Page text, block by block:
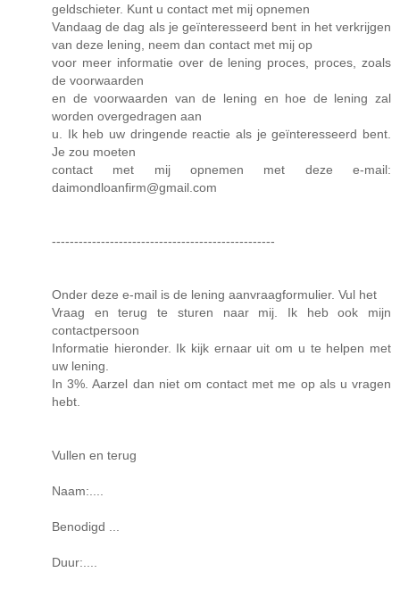
geldschieter. Kunt u contact met mij opnemen
Vandaag de dag als je geïnteresseerd bent in het verkrijgen
van deze lening, neem dan contact met mij op
voor meer informatie over de lening proces, proces, zoals
de voorwaarden
en de voorwaarden van de lening en hoe de lening zal
worden overgedragen aan
u. Ik heb uw dringende reactie als je geïnteresseerd bent.
Je zou moeten
contact met mij opnemen met deze e-mail:
daimondloanfirm@gmail.com
--------------------------------------------------
Onder deze e-mail is de lening aanvraagformulier. Vul het
Vraag en terug te sturen naar mij. Ik heb ook mijn
contactpersoon
Informatie hieronder. Ik kijk ernaar uit om u te helpen met
uw lening.
In 3%. Aarzel dan niet om contact met me op als u vragen
hebt.
Vullen en terug
Naam:....
Benodigd ...
Duur:....